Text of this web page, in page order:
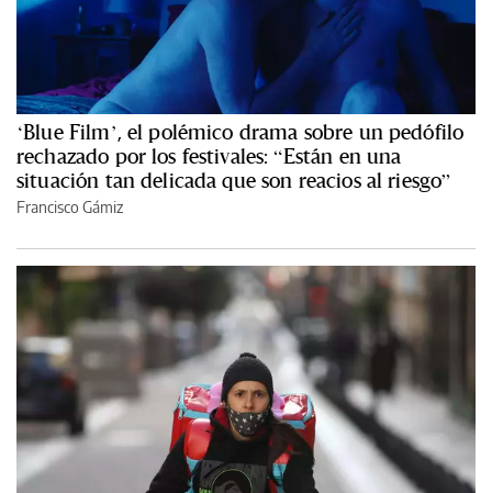
‘Blue Film’, el polémico drama sobre un pedófilo
rechazado por los festivales: “Están en una
situación tan delicada que son reacios al riesgo”
Francisco Gámiz